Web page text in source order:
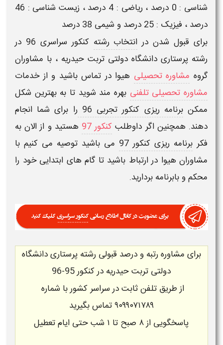
شناسی : 0 درصد ، ریاضی : 4 درصد ، زیست شناسی : 46
درصد ، فیزیک : 25 درصد و شیمی 38 درصد
برای قبول شدن در انتخاب رشته کنکور سراسری 96
در
رشته پرستاری دانشگاه دولتی تربت حیدریه ، با مشاوران
گروه مشاوره تحصیلی هیوا در تماس باشید و از خدمات
مشاوره تحصیلی تلفنی بهره مند شوید تا به بهترین شکل
ممکنبرنامه ریزی کنکور تجربی 96
را برای شما انجام
دهند. همچنین اگر داوطلب کنکور 97
هستید و از الان به
فکر برنامه ریزی کنکور 97
می باشید توصیه می کنیم با
مشاوران هیوا در ارتباط باشید تا گام های ابتدایی خود را
محکم و بابرنامه بردارید.
برای مشاوره رتبه و درصد قبولی رشته پرستاری دانشگاه
دولتی تربت حیدریه در کنکور 95-96
از طریق تلفن ثابت در سراسر کشور با شماره
۹۰۹۹۰۷۱۷۸۹تماس بگیرید
پاسخگویی از ۸ صبح تا ۱ شب حتی ایام تعطیل